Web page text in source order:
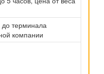
до терминала
компании